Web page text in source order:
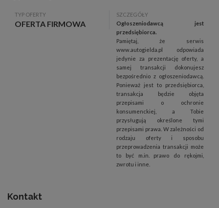
TYP OFERTY
OFERTA FIRMOWA
SZCZEGÓŁY
Ogłoszeniodawcą jest
przedsiębiorca.
Pamiętaj, że serwis
www.autogielda.pl odpowiada
jedynie za prezentację oferty, a
samej transakcji dokonujesz
bezpośrednio z ogłoszeniodawcą.
Ponieważ jest to przedsiębiorca,
transakcja będzie objęta
przepisami o ochronie
konsumenckiej, a Tobie
przysługują określone tymi
przepisami prawa. W zależności od
rodzaju oferty i sposobu
przeprowadzenia transakcji może
to być m.in. prawo do rękojmi,
zwrotu i inne.
Kontakt